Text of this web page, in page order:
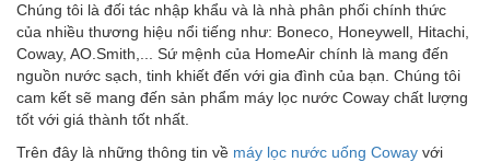
Chúng tôi là đối tác nhập khẩu và là nhà phân phối chính thức
của nhiều thương hiệu nổi tiếng như: Boneco, Honeywell, Hitachi,
Coway, AO.Smith,... Sứ mệnh của HomeAir chính là mang đến
nguồn nước sạch, tinh khiết đến với gia đình của bạn. Chúng tôi
cam kết sẽ mang đến sản phẩm máy lọc nước Coway chất lượng
tốt với giá thành tốt nhất.
Trên đây là những thông tin về máy lọc nước uống Coway với